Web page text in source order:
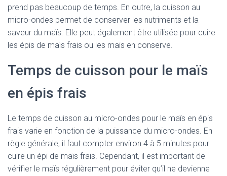
prend pas beaucoup de temps. En outre, la cuisson au
micro-ondes permet de conserver les nutriments et la
saveur du maïs. Elle peut également être utilisée pour cuire
les épis de maïs frais ou les maïs en conserve.
Temps de cuisson pour le maïs
en épis frais
Le temps de cuisson au micro-ondes pour le maïs en épis
frais varie en fonction de la puissance du micro-ondes. En
règle générale, il faut compter environ 4 à 5 minutes pour
cuire un épi de maïs frais. Cependant, il est important de
vérifier le maïs régulièrement pour éviter qu’il ne devienne